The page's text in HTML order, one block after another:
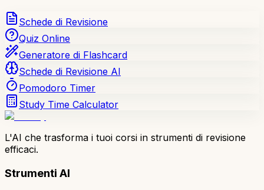
Schede di Revisione
Quiz Online
Generatore di Flashcard
Schede di Revisione AI
Pomodoro Timer
Study Time Calculator
L'AI che trasforma i tuoi corsi in strumenti di revisione
efficaci.
Strumenti AI